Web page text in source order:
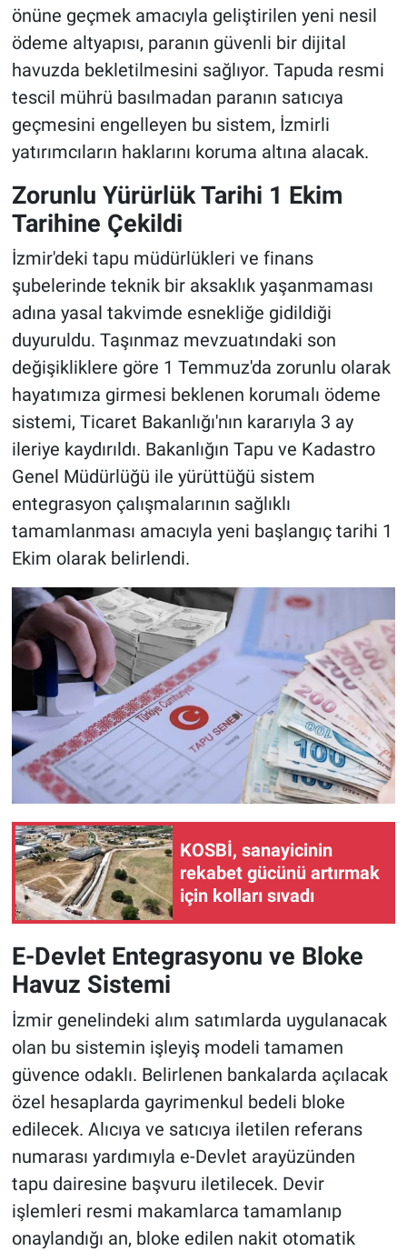
önüne geçmek amacıyla geliştirilen yeni nesil
ödeme altyapısı, paranın güvenli bir dijital
havuzda bekletilmesini sağlıyor. Tapuda resmi
tescil mührü basılmadan paranın satıcıya
geçmesini engelleyen bu sistem, İzmirli
yatırımcıların haklarını koruma altına alacak.
Zorunlu Yürürlük Tarihi 1 Ekim
Tarihine Çekildi
İzmir'deki tapu müdürlükleri ve finans
şubelerinde teknik bir aksaklık yaşanmaması
adına yasal takvimde esnekliğe gidildiği
duyuruldu. Taşınmaz mevzuatındaki son
değişikliklere göre 1 Temmuz'da zorunlu olarak
hayatımıza girmesi beklenen korumalı ödeme
sistemi, Ticaret Bakanlığı'nın kararıyla 3 ay
ileriye kaydırıldı. Bakanlığın Tapu ve Kadastro
Genel Müdürlüğü ile yürüttüğü sistem
entegrasyon çalışmalarının sağlıklı
tamamlanması amacıyla yeni başlangıç tarihi 1
Ekim olarak belirlendi.
KOSBİ, sanayicinin
rekabet gücünü artırmak
için kolları sıvadı
E-Devlet Entegrasyonu ve Bloke
Havuz Sistemi
İzmir genelindeki alım satımlarda uygulanacak
olan bu sistemin işleyiş modeli tamamen
güvence odaklı. Belirlenen bankalarda açılacak
özel hesaplarda gayrimenkul bedeli bloke
edilecek. Alıcıya ve satıcıya iletilen referans
numarası yardımıyla e-Devlet arayüzünden
tapu dairesine başvuru iletilecek. Devir
işlemleri resmi makamlarca tamamlanıp
onaylandığı an, bloke edilen nakit otomatik